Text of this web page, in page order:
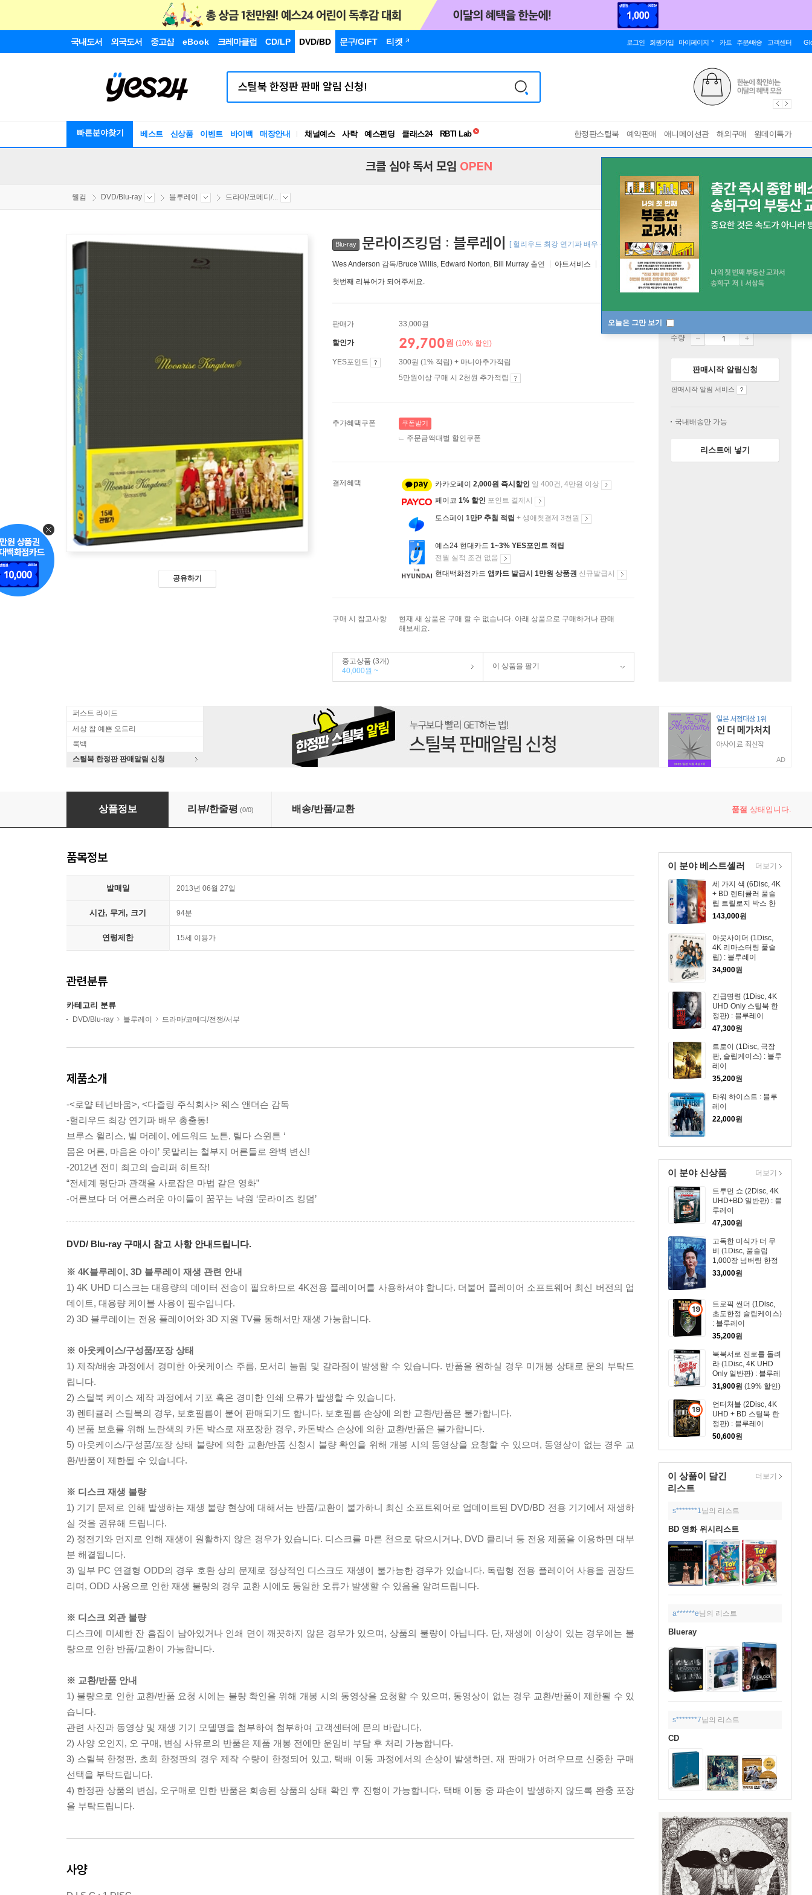
국내도서 외국도서 중고샵 eBook 크레마클럽 CD/LP DVD/BD 문구/GIFT 티켓 로그인 회원가입 마이페이지 카트 주문/배송 고객센터
빠른분야찾기 베스트 신상품 이벤트 바이백 매장안내 채널예스 사락 예스펀딩 클래스24
독서유형검사
한정판스틸북 예약판매 애니메이션관 해외구매 원데이특가
오늘은 그만 보기
크클 심야 독서 모임 OPEN
웰컴 DVD/Blu-ray 블루레이 드라마/코메디/...
공유하기
Blu-ray 문라이즈킹덤 : 블루레이 [ 헐리우드 최강 연기파 배우 총출동! “전세계 평단과 관객을 사로잡은 마법 같은 영화” ]
Wes Anderson 감독/Bruce Willis, Edward Norton, Bill Murray 출연 아트서비스 2013년 06월 27일 원서 :Moonrise Kingdom
첫번째 리뷰어가 되어주세요.
판매가 33,000원
할인가 29,700원 (10% 할인)
YES포인트
300원 (1% 적립) + 마니아추가적립
5만원이상 구매 시 2천원 추가적립
추가혜택쿠폰 쿠폰받기
주문금액대별 할인쿠폰
결제혜택 카카오페이 2,000원 즉시할인 일 400건, 4만원 이상
페이코 1% 할인 포인트 결제시
토스페이 1만P 추첨 적립 + 생애첫결제 3천원
예스24 현대카드 1~3% YES포인트 적립
전월 실적 조건 없음
현대백화점카드 앱카드 발급시 1만원 상품권 신규발급시
구매 시 참고사항
현재 새 상품은 구매 할 수 없습니다. 아래 상품으로 구매하거나 판매
해보세요.
중고상품 (3개)
40,000원 ~
이 상품을 팔기
품절
수량
판매시작 알림신청
판매시작 알림 서비스
국내배송만 가능
리스트에 넣기
퍼스트 라이드
세상 참 예쁜 오드리
룩백
스틸북 한정판 판매알림 신청
AD
문라이즈킹덤 : 블루레이
상품정보 리뷰/한줄평 (0/0) 배송/반품/교환 품절 상태입니다.
이 분야 베스트셀러
세 가지 색 (6Disc, 4K
+ BD 렌티큘러 풀슬
립 트릴로지 박스 한
정판) : 블루레이
143,000원
아웃사이더 (1Disc,
4K 리마스터링 풀슬
립) : 블루레이
34,900원
긴급명령 (1Disc, 4K
UHD Only 스틸북 한
정판) : 블루레이
47,300원
트로이 (1Disc, 극장
판, 슬립케이스) : 블루
레이
35,200원
타워 하이스트 : 블루
레이
22,000원
더보기
이 분야 신상품
트루먼 쇼 (2Disc, 4K
UHD+BD 일반판) : 블
루레이
47,300원
고독한 미식가 더 무
비 (1Disc, 풀슬립
1,000장 넘버링 한정
판) : 블루레이
33,000원
19
세
상
품
트로픽 썬더 (1Disc,
초도한정 슬립케이스)
: 블루레이
35,200원
북북서로 진로를 돌려
라 (1Disc, 4K UHD
Only 일반판) : 블루레
이
31,900원 (19% 할인)
19
세
이
언터처블 (2Disc, 4K
UHD + BD 스틸북 한
정판) : 블루레이
50,600원
더보기
이 상품이 담긴
리스트
더보기
s*******1 님의 리스트
BD 영화 위시리스트
a******e님의 리스트
Blueray
s*******7님의 리스트
CD
품목정보
발매일 2013년 06월 27일
시간, 무게, 크기 94분
연령제한 15세 이용가
관련분류
카테고리 분류
DVD/Blu-ray 블루레이 드라마/코메디/전쟁/서부
제품소개
-<로얄 테넌바움>, <다즐링 주식회사> 웨스 앤더슨 감독
-헐리우드 최강 연기파 배우 총출동!
브루스 윌리스, 빌 머레이, 에드워드 노튼, 틸다 스윈튼 ‘
몸은 어른, 마음은 아이’ 못말리는 철부지 어른들로 완벽 변신!
-2012년 전미 최고의 슬리퍼 히트작!
“전세계 평단과 관객을 사로잡은 마법 같은 영화”
-어른보다 더 어른스러운 아이들이 꿈꾸는 낙원 ‘문라이즈 킹덤’
DVD/ Blu-ray 구매시 참고 사항 안내드립니다.
※ 4K블루레이, 3D 블루레이 재생 관련 안내
1) 4K UHD 디스크는 대용량의 데이터 전송이 필요하므로 4K전용 플레이어를 사용하셔야 합니다. 더불어 플레이어 소프트웨어 최신 버전의 업
데이트, 대용량 케이블 사용이 필수입니다.
2) 3D 블루레이는 전용 플레이어와 3D 지원 TV를 통해서만 재생 가능합니다.
※ 아웃케이스/구성품/포장 상태
1) 제작/배송 과정에서 경미한 아웃케이스 주름, 모서리 눌림 및 갈라짐이 발생할 수 있습니다. 반품을 원하실 경우 미개봉 상태로 문의 부탁드
립니다.
2) 스틸북 케이스 제작 과정에서 기포 혹은 경미한 인쇄 오류가 발생할 수 있습니다.
3) 렌티큘러 스틸북의 경우, 보호필름이 붙어 판매되기도 합니다. 보호필름 손상에 의한 교환/반품은 불가합니다.
4) 본품 보호를 위해 노란색의 카톤 박스로 재포장한 경우, 카톤박스 손상에 의한 교환/반품은 불가합니다.
5) 아웃케이스/구성품/포장 상태 불량에 의한 교환/반품 신청시 불량 확인을 위해 개봉 시의 동영상을 요청할 수 있으며, 동영상이 없는 경우 교
환/반품이 제한될 수 있습니다.
※ 디스크 재생 불량
1) 기기 문제로 인해 발생하는 재생 불량 현상에 대해서는 반품/교환이 불가하니 최신 소프트웨어로 업데이트된 DVD/BD 전용 기기에서 재생하
실 것을 권유해 드립니다.
2) 정전기와 먼지로 인해 재생이 원활하지 않은 경우가 있습니다. 디스크를 마른 천으로 닦으시거나, DVD 클리너 등 전용 제품을 이용하면 대부
분 해결됩니다.
3) 일부 PC 연결형 ODD의 경우 호환 상의 문제로 정상적인 디스크도 재생이 불가능한 경우가 있습니다. 독립형 전용 플레이어 사용을 권장드
리며, ODD 사용으로 인한 재생 불량의 경우 교환 시에도 동일한 오류가 발생할 수 있음을 알려드립니다.
※ 디스크 외관 불량
디스크에 미세한 잔 흠집이 남아있거나 인쇄 면이 깨끗하지 않은 경우가 있으며, 상품의 불량이 아닙니다. 단, 재생에 이상이 있는 경우에는 불
량으로 인한 반품/교환이 가능합니다.
※ 교환/반품 안내
1) 불량으로 인한 교환/반품 요청 시에는 불량 확인을 위해 개봉 시의 동영상을 요청할 수 있으며, 동영상이 없는 경우 교환/반품이 제한될 수 있
습니다.
관련 사진과 동영상 및 재생 기기 모델명을 첨부하여 첨부하여 고객센터에 문의 바랍니다.
2) 사양 오인지, 오 구매, 변심 사유로의 반품은 제품 개봉 전에만 운임비 부담 후 처리 가능합니다.
3) 스틸북 한정판, 초회 한정판의 경우 제작 수량이 한정되어 있고, 택배 이동 과정에서의 손상이 발생하면, 재 판매가 어려우므로 신중한 구매
선택을 부탁드립니다.
4) 한정판 상품의 변심, 오구매로 인한 반품은 회송된 상품의 상태 확인 후 진행이 가능합니다. 택배 이동 중 파손이 발생하지 않도록 완충 포장
을 부탁드립니다.
사양